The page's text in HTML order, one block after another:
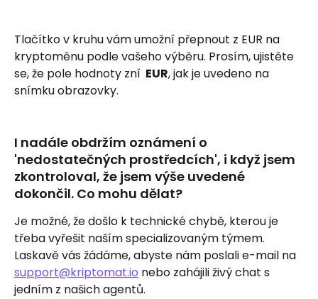
Tlačítko v kruhu vám umožní přepnout z EUR na
kryptoměnu podle vašeho výběru. Prosím, ujistěte
se, že pole hodnoty zní EUR, jak je uvedeno na
snímku obrazovky.
I nadále obdržím oznámení o
'nedostatečných prostředcích', i když jsem
zkontroloval, že jsem výše uvedené
dokončil. Co mohu dělat?
Je možné, že došlo k technické chybě, kterou je
třeba vyřešit naším specializovaným týmem.
Laskavě vás žádáme, abyste nám poslali e-mail na
support@kriptomat.io nebo zahájili živý chat s
jedním z našich agentů.